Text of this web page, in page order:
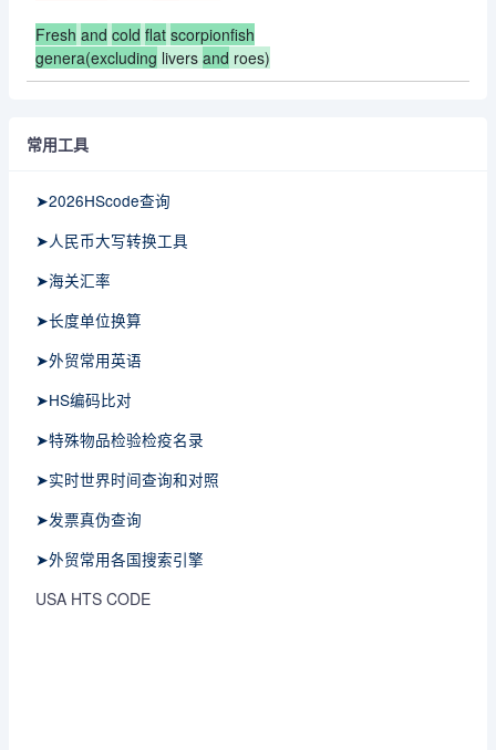
Fresh and cold flat scorpionfish
genera(excluding livers and roes)
常用工具
➤2026HScode查询
➤人民币大写转换工具
➤海关汇率
➤长度单位换算
➤外贸常用英语
➤HS编码比对
➤特殊物品检验检疫名录
➤实时世界时间查询和对照
➤发票真伪查询
➤外贸常用各国搜索引擎
USA HTS CODE